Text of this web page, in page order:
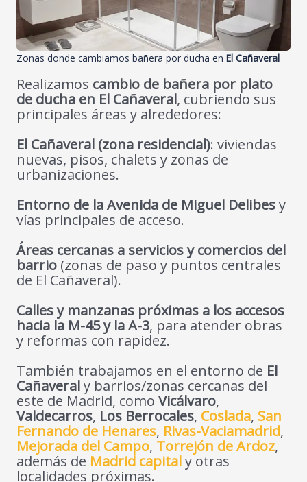
Zonas donde cambiamos bañera por ducha en El Cañaveral
Realizamos cambio de bañera por plato
de ducha en El Cañaveral, cubriendo sus
principales áreas y alrededores:
El Cañaveral (zona residencial): viviendas
nuevas, pisos, chalets y zonas de
urbanizaciones.
Entorno de la Avenida de Miguel Delibesy
vías principales de acceso.
Áreas cercanas a servicios y comercios del
barrio (zonas de paso y puntos centrales
de El Cañaveral).
Calles y manzanas próximas a los accesos
hacia la M-45 y la A-3, para atender obras
y reformas con rapidez.
También trabajamos en el entorno de El
Cañaveraly barrios/zonas cercanas del
este de Madrid, como Vicálvaro,
Valdecarros, Los Berrocales, Coslada, San
Fernando de Henares, Rivas-Vaciamadrid,
Mejorada del Campo, Torrejón de Ardoz,
además de Madrid capitaly otras
localidades próximas.